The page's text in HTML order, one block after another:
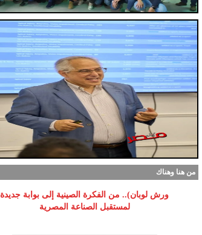
من هنا وهناك
ورش لوبان).. من الفكرة الصينية إلى بوابة جديدة
لمستقبل الصناعة المصرية